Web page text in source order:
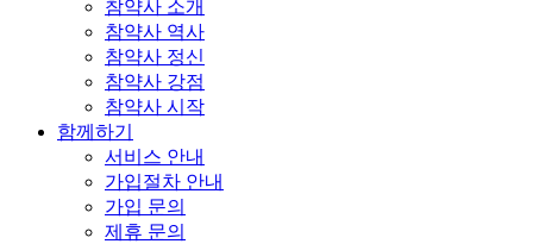
참약사 소개
참약사 역사
참약사 정신
참약사 강점
참약사 시작
함께하기
서비스 안내
가입절차 안내
가입 문의
제휴 문의